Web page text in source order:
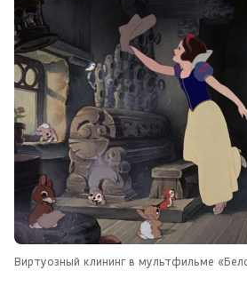
Виртуозный клининг в мультфильме